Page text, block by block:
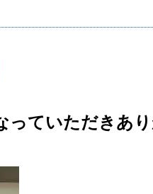
っていただきあ